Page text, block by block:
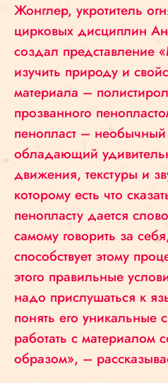
Жонглер, укротитель
цирковых дисциплин
создал представление
изучить природу и
материала –
прозванного
пенопласт –
обладающий
движения, текстуры и
которому есть что
пенопласту дается
самому говорить за
способствует этому
этого правильные
надо прислушаться к
понять его уникальные
работать с материалом
образом», –